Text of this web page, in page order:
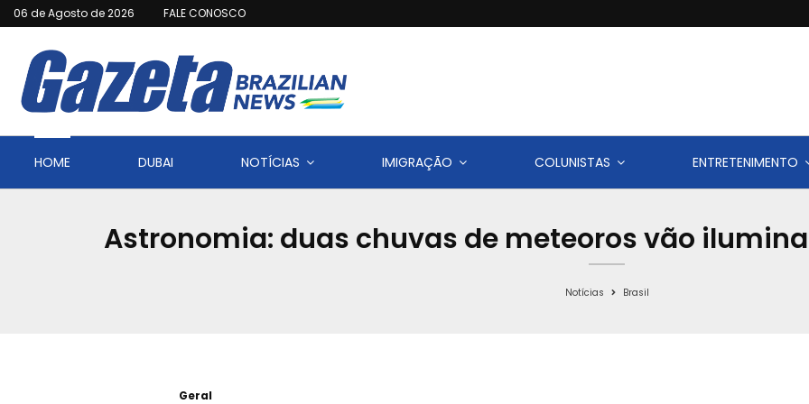
06 de Agosto de 2026 FALE CONOSCO
HOME DUBAI NOTÍCIAS IMIGRAÇÃO COLUNISTAS ENTRETENIMENTO
Astronomia: duas chuvas de meteoros vão
Notícias Brasil
Geral